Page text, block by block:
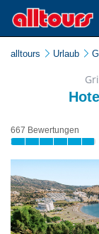
alltours Urlaub
667 Bewertungen